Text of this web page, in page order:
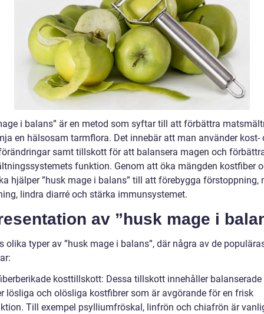
i balans” är en metod som syftar till att förbättra
en hälsosam tarmflora. Det innebär att man använder kost-
samt tillskott för att balansera magen och
funktion. Genom att öka mängden kostfiber
hjälper ”husk mage i balans” till att förebygga förstoppning,
lindra diarré och stärka immunsystemet.
av ”husk mage i
olika typer av ”husk mage i balans”, där några av de
kosttillskott: Dessa tillskott innehåller balanserade
lösliga och olösliga kostfibrer som är avgörande för en frisk
Till exempel psylliumfröskal, linfrön och chiafrön är